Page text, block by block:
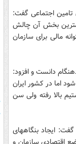
اجتماعی گفت:
بخش آن چالش
مالی برای سازمان
دانست و افزود:
اما در کشور ایران
بالا رفته ولی سن
گفت: ایجاد بنگاههای